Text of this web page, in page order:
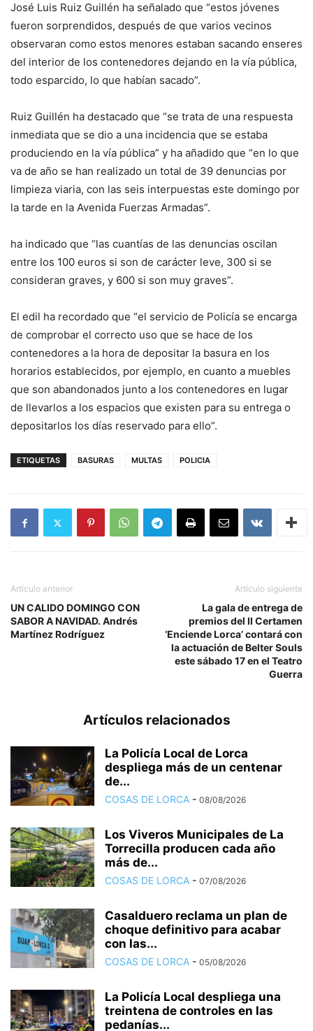
José Luis Ruiz Guillén ha señalado que “estos jóvenes
fueron sorprendidos, después de que varios vecinos
observaran como estos menores estaban sacando enseres
del interior de los contenedores dejando en la vía pública,
todo esparcido, lo que habían sacado”.
Ruiz Guillén ha destacado que “se trata de una respuesta
inmediata que se dio a una incidencia que se estaba
produciendo en la vía pública” y ha añadido que “en lo que
va de año se han realizado un total de 39 denuncias por
limpieza viaria, con las seis interpuestas este domingo por
la tarde en la Avenida Fuerzas Armadas”.
ha indicado que “las cuantías de las denuncias oscilan
entre los 100 euros si son de carácter leve, 300 si se
consideran graves, y 600 si son muy graves”.
El edil ha recordado que “el servicio de Policía se encarga
de comprobar el correcto uso que se hace de los
contenedores a la hora de depositar la basura en los
horarios establecidos, por ejemplo, en cuanto a muebles
que son abandonados junto a los contenedores en lugar
de llevarlos a los espacios que existen para su entrega o
depositarlos los días reservado para ello”.
ETIQUETAS BASURAS MULTAS POLICIA
Artículo anterior
UN CALIDO DOMINGO CON
SABOR A NAVIDAD. Andrés
Martínez Rodríguez
Artículo siguiente
La gala de entrega de
premios del II Certamen
‘Enciende Lorca’ contará con
la actuación de Belter Souls
este sábado 17 en el Teatro
Guerra
Artículos relacionados
La Policía Local de Lorca
despliega más de un centenar
de...
COSAS DE LORCA - 08/08/2026
Los Viveros Municipales de La
Torrecilla producen cada año
más de...
COSAS DE LORCA - 07/08/2026
Casalduero reclama un plan de
choque definitivo para acabar
con las...
COSAS DE LORCA - 05/08/2026
La Policía Local despliega una
treintena de controles en las
pedanías...